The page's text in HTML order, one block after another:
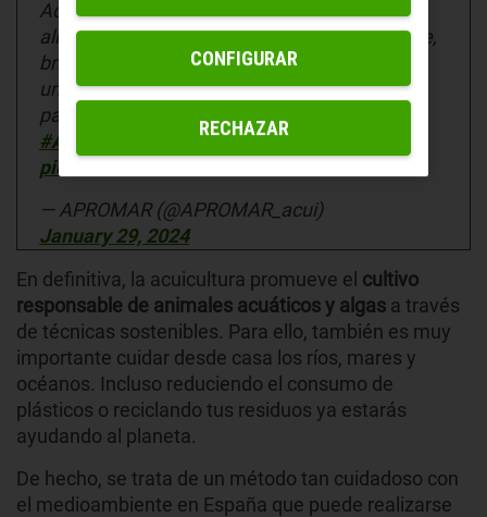
Actualmente más del 54% de nuestros
alimentos acuáticos provienen de esta fuente,
brindándonos no sólo variedad sino también
una rica diversidad de especies. 🐠¡La clave
para un futuro sostenible!
#AcuiculturadeEspaña #Acuicultura
pic.twitter.com/60eNvr15oF
— APROMAR (@APROMAR_acui)
January 29, 2024
En definitiva, la acuicultura promueve el cultivo
responsable de animales acuáticos y algas a través
de técnicas sostenibles. Para ello, también es muy
importante cuidar desde casa los ríos, mares y
océanos. Incluso reduciendo el consumo de
plásticos o reciclando tus residuos ya estarás
ayudando al planeta.
De hecho, se trata de un método tan cuidadoso con
el medioambiente en España que puede realizarse
CONFIGURAR
RECHAZAR